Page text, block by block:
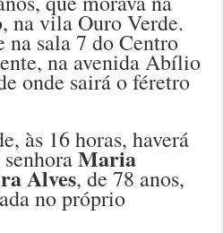
na vila Ouro Verde.
sala 7 do Centro
na avenida Abílio
onde sairá o féretro
às 16 horas, haverá
senhoraMaria
Alves, de 78 anos,
no próprio